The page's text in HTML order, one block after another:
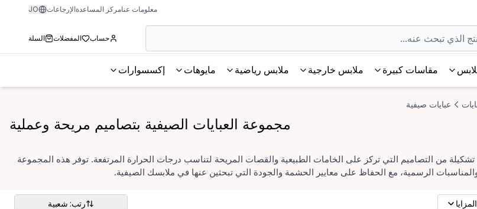
معلومات عنامركز المساعدةالإرجاعات JO
حساب المفضلات السلة
مقاسات كبيرة ملابس خارجية ملابس رياضية مايوهات إكسسوارات
عبايات صيفية
مجموعة العبايات الصيفية بتصاميم مريحة وعملية
من التصاميم التي تركز على الخامات الطبيعية والقصات المريحة لتناسب درجات الحرارة المرتفعة. توفر هذه المجموعة
والمناسبات الرسمية، مع الحفاظ على معايير الحشمة والجودة التي تبحثين عنها في ملابسك الصيفية.
المزايا رتب: شعبية